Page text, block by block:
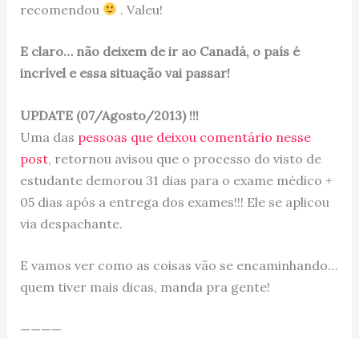
recomendou
. Valeu!
E claro… não deixem de ir ao Canadá, o país é
incrível e essa situação vai passar!
UPDATE (07/Agosto/2013) !!!
Uma das pessoas que deixou comentário nesse
post, retornou avisou que o processo do visto de
estudante demorou 31 dias para o exame médico +
05 dias após a entrega dos exames!!! Ele se aplicou
via despachante.
E vamos ver como as coisas vão se encaminhando…
quem tiver mais dicas, manda pra gente!
————